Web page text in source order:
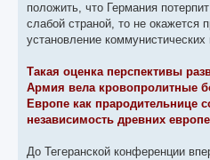
положить, что Германия
слабой страной, то не окажется
установление
Такая оценка перспективы
Армия вела кровопролитные
Европе как прародительнице
независимость древних
До Тегеранской конференции